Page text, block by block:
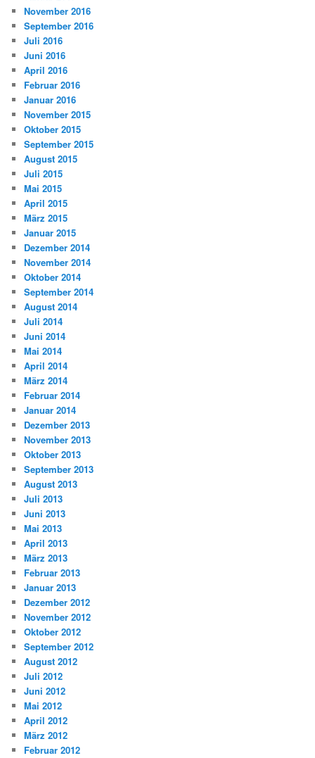
November 2016
September 2016
Juli 2016
Juni 2016
April 2016
Februar 2016
Januar 2016
November 2015
Oktober 2015
September 2015
August 2015
Juli 2015
Mai 2015
April 2015
März 2015
Januar 2015
Dezember 2014
November 2014
Oktober 2014
September 2014
August 2014
Juli 2014
Juni 2014
Mai 2014
April 2014
März 2014
Februar 2014
Januar 2014
Dezember 2013
November 2013
Oktober 2013
September 2013
August 2013
Juli 2013
Juni 2013
Mai 2013
April 2013
März 2013
Februar 2013
Januar 2013
Dezember 2012
November 2012
Oktober 2012
September 2012
August 2012
Juli 2012
Juni 2012
Mai 2012
April 2012
März 2012
Februar 2012